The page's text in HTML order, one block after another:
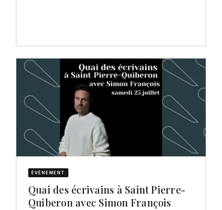
ÉVÈNEMENT
Quai des écrivains à Saint Pierre-
Quiberon avec Simon François